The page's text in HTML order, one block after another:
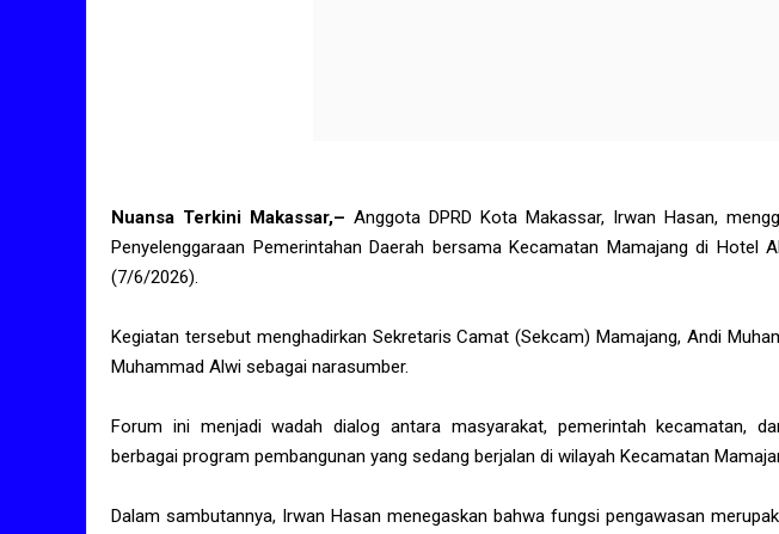
Nuansa Terkini Makassar,– Anggota DPRD Kota Makassar, Irwan Hasan,
Penyelenggaraan Pemerintahan Daerah bersama Kecamatan Mamajang di Hotel
(7/6/2026).
Kegiatan tersebut menghadirkan Sekretaris Camat (Sekcam) Mamajang, Andi
Muhammad Alwi sebagai narasumber.
Forum ini menjadi wadah dialog antara masyarakat, pemerintah kecamatan,
berbagai program pembangunan yang sedang berjalan di wilayah Kecamatan
Dalam sambutannya, Irwan Hasan menegaskan bahwa fungsi pengawasan